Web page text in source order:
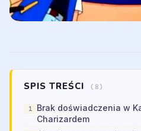
SPIS TREŚCI (8)
Brak doświadczenia w
Charizardem